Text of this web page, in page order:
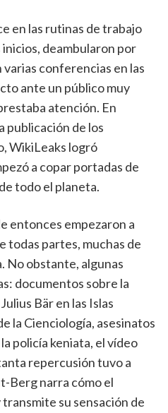
en las rutinas de trabajo
inicios, deambularon por
conferencias en las
ante un público muy
atención. En
publicación de los
WikiLeaks logró
a copar portadas de
todo el planeta.
entonces empezaron a
todas partes, muchas de
No obstante, algunas
documentos sobre la
Bär en las Islas
la Cienciología, asesinatos
policía keniata, el vídeo
repercusión tuvo a
Berg narra cómo el
su sensación de